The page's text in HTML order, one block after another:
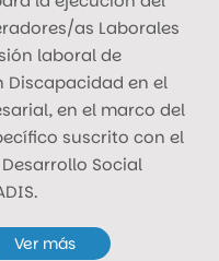
as Laborales
laboral de
Discapacidad en el
en el marco del
suscrito con el
Social
Ver más